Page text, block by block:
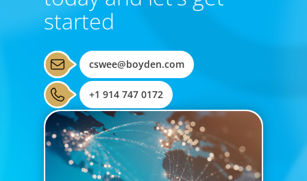
started
cswee@boyden.com
+1 914 747 0172